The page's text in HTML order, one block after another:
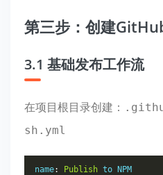
第三步：创建
3.1 基础发布工作流
在项目根目录创建：
sh.yml
name: Publish to NPM